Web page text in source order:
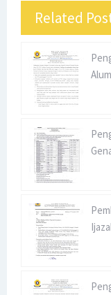
Universitas
Selamat
M.M. atas
Program
Mahasiswa
Ekonomi
SK Rektor
Related